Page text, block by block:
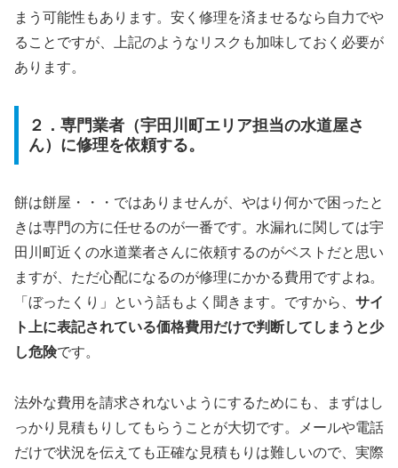
まう可能性もあります。安く修理を済ませるなら自力でや
ることですが、上記のようなリスクも加味しておく必要が
あります。
２．専門業者（宇田川町エリア担当の水道屋さ
ん）に修理を依頼する。
餅は餅屋・・・ではありませんが、やはり何かで困ったと
きは専門の方に任せるのが一番です。水漏れに関しては宇
田川町近くの水道業者さんに依頼するのがベストだと思い
ますが、ただ心配になるのが修理にかかる費用ですよね。
「ぼったくり」という話もよく聞きます。ですから、 サイ
ト上に表記されている価格費用だけで判断してしまうと少
し危険です。
法外な費用を請求されないようにするためにも、まずはし
っかり見積もりしてもらうことが大切です。メールや電話
だけで状況を伝えても正確な見積もりは難しいので、実際